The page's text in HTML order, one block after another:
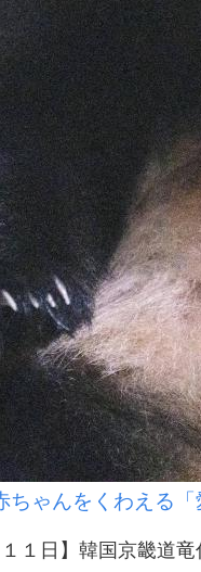
ちゃんをくわえる
１日】韓国京畿道